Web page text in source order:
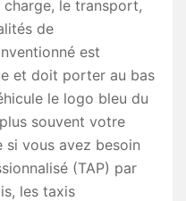
le transport,
de
est
et doit porter au bas
le logo bleu du
souvent votre
vous avez besoin
(TAP) par
les taxis